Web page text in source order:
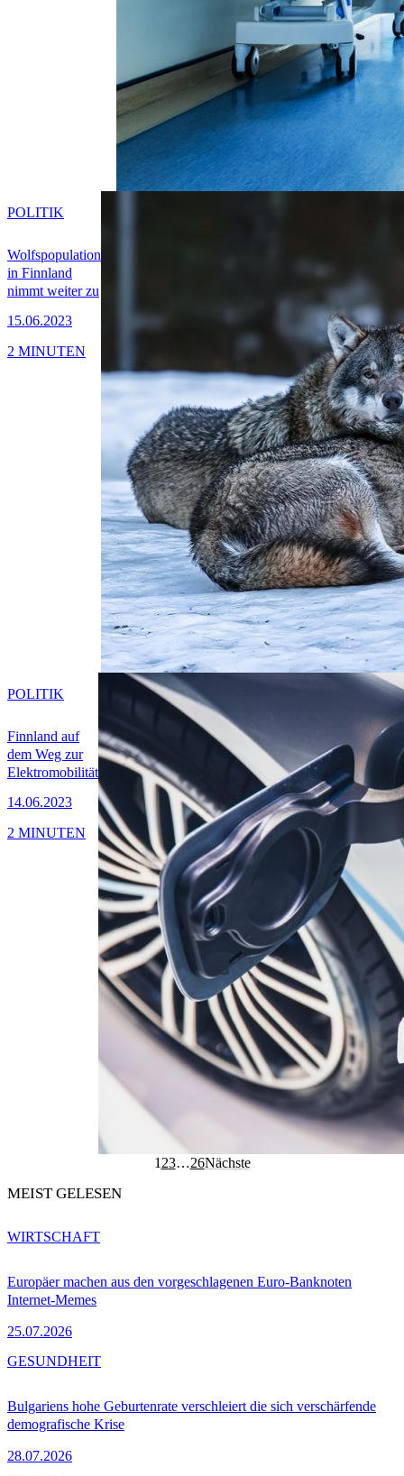
Wolfspopulation
in Finnland
nimmt weiter zu
15.06.2023
POLITIK
2 MINUTEN
Finnland auf
dem Weg zur
Elektromobilität
14.06.2023
POLITIK
2 MINUTEN
1 23…26Nächste
MEIST GELESEN
Europäer machen aus den vorgeschlagenen Euro-Banknoten
Internet-Memes
25.07.2026
WIRTSCHAFT
Bulgariens hohe Geburtenrate verschleiert die sich verschärfende
demografische Krise
28.07.2026
GESUNDHEIT